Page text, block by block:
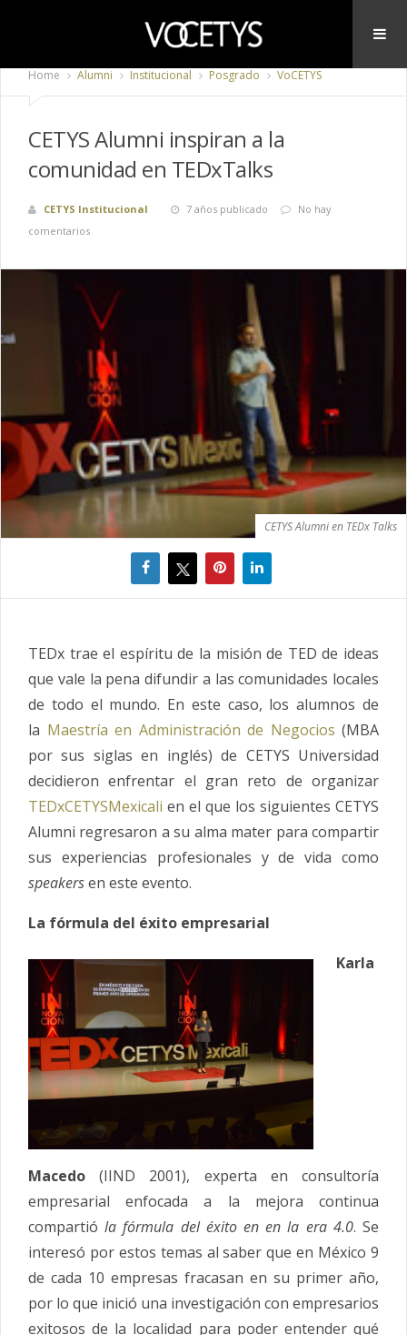
Home Alumni Institucional Posgrado VoCETYS
CETYS Alumni inspiran a la
comunidad en TEDxTalks
CETYS Institucional 7 años publicado
No hay
comentarios
CETYS Alumni en TEDx Talks
TEDx trae el espíritu de la misión de TED de ideas
que vale la pena difundir a las comunidades locales
de todo el mundo. En este caso, los alumnos de
la Maestría en Administración de Negocios (MBA
por sus siglas en inglés) de CETYS Universidad
decidieron enfrentar el gran reto de organizar
TEDxCETYSMexicali en el que los siguientes CETYS
Alumni regresaron a su alma mater para compartir
sus experiencias profesionales y de vida como
speakersen este evento.
La fórmula del éxito empresarial
Karla
Macedo (IIND 2001), experta en consultoría
empresarial enfocada a la mejora continua
compartióla fórmula del éxito en en la era 4.0. Se
interesó por estos temas al saber que en México 9
de cada 10 empresas fracasan en su primer año,
por lo que inició una investigación con empresarios
exitosos de la localidad para poder entender qué